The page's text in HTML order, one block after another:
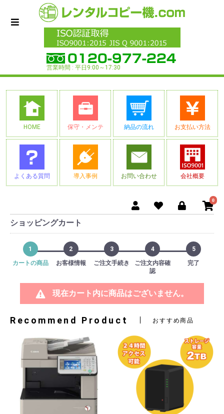
営業時間 : 平日9:00～17:30
HOME 保守・メンテ 納品の流れ お支払い方法
よくある質問 導入事例 お問い合わせ 会社概要
0
ショッピングカート
1
カートの商品
2
お客様情報
3
ご注文手続き
4
ご注文内容確
認
5
完了
現在カート内に商品はございません。
Recommend Product おすすめ商品